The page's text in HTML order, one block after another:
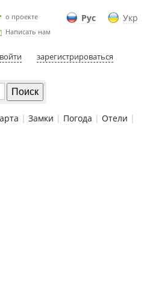
Рус Укр
о проекте
Написать нам
войти зарегистрироваться
| Замки | Погода | Отели |